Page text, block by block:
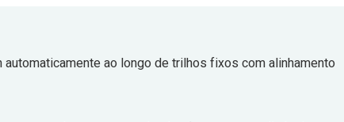
ao longo de trilhos fixos com alinhamento